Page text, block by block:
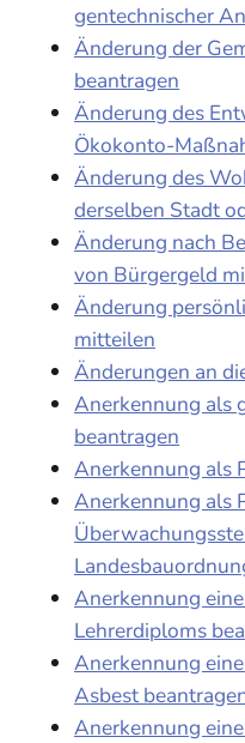
gentechnischer
Änderung der
beantragen
Änderung des
Ökokonto-
Änderung des
derselben Stadt
Änderung nach
von Bürgergeld
Änderung
mitteilen
Änderungen an
Anerkennung als
beantragen
Anerkennung als
Anerkennung als
Anerkennung
Lehrerdiploms
Anerkennung
Asbest
Anerkennung